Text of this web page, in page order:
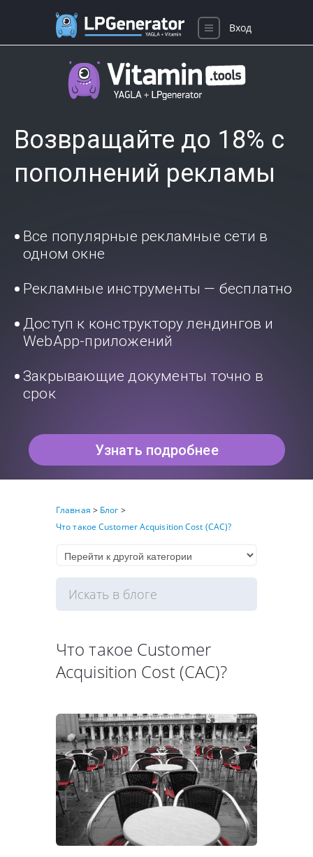
Возвращайте до 18% с
пополнений рекламы
Все популярные рекламные сети в
одном окне
Рекламные инструменты — бесплатно
Доступ к конструктору лендингов и
WebApp-приложений
Закрывающие документы точно в
срок
Узнать подробнее
Главная > Блог >
Что такое Customer Acquisition Cost (CAC)?
Что такое Customer
Acquisition Cost (CAC)?
Вход